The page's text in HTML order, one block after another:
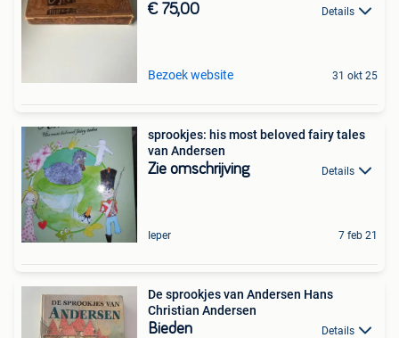
€ 75,00 Details
Bezoek website 31 okt 25
sprookjes: his most beloved fairy tales
van Andersen
Zie omschrijving Details
Ieper 7 feb 21
De sprookjes van Andersen Hans
Christian Andersen
Bieden Details